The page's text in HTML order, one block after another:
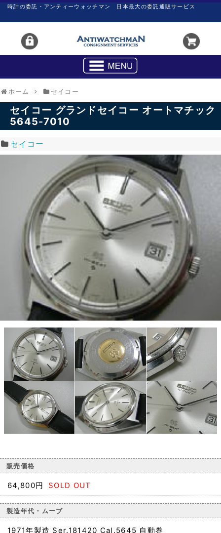
時計の委託・アンティーウォッチマン 日本最大の委託通販サービス
ホーム セイコー
セイコー グランドセイコー オートマチック
5645-7010
セイコー
販売価格
64,800円 SOLD OUT
製造年代・ムーブ
1971年製造 Ser.181420 Cal.5645 自動巻